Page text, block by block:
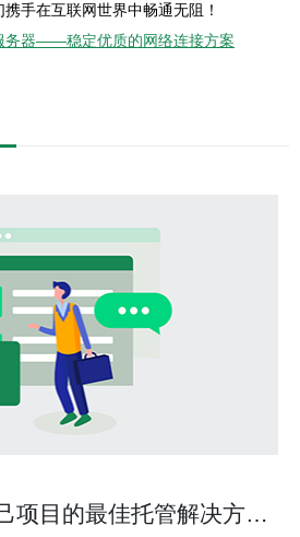
手在互联网世界中畅通无阻！
务器——稳定优质的网络连接方案
项目的最佳托管解决方